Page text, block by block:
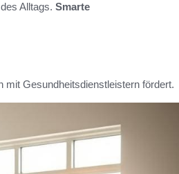
Alltags. Smarte
Gesundheitsdienstleistern fördert.